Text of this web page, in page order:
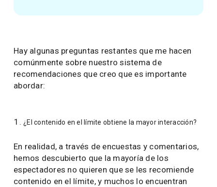
Hay algunas preguntas restantes que me hacen
comúnmente sobre nuestro sistema de
recomendaciones que creo que es importante
abordar:
¿El contenido en el límite obtiene la mayor interacción?
En realidad, a través de encuestas y comentarios,
hemos descubierto que la mayoría de los
espectadores no quieren que se les recomiende
contenido en el límite, y muchos lo encuentran